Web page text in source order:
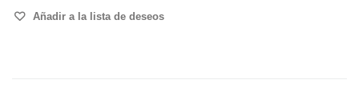
Añadir a la lista de deseos